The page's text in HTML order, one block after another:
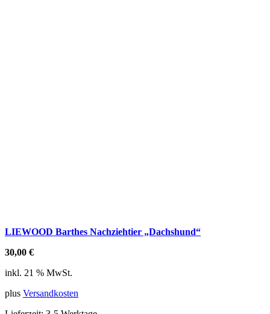
LIEWOOD Barthes Nachziehtier „Dachshund“
30,00 €
inkl. 21 % MwSt.
plus Versandkosten